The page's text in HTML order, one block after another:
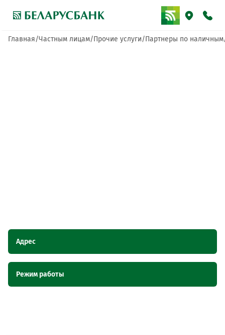
Главная Частным лицам Прочие услуги Партнеры по наличным
Адрес
пункта
Режим работы